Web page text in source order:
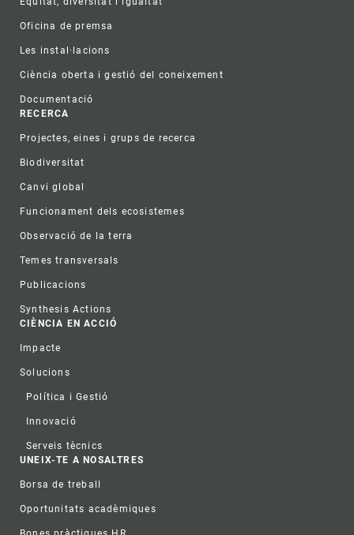
Oficina de premsa
Les instal·lacions
Ciència oberta i gestió del coneixement
Documentació
RECERCA
Projectes, eines i grups de recerca
Biodiversitat
Canvi global
Funcionament dels ecosistemes
Observació de la terra
Temes transversals
Publicacions
Synthesis Actions
CIÈNCIA EN ACCIÓ
Impacte
Solucions
Política i Gestió
Innovació
Serveis tècnics
UNEIX-TE A NOSALTRES
Borsa de treball
Oportunitats acadèmiques